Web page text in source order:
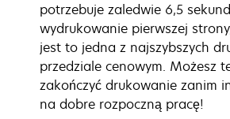
potrzebuje zaledwie 6,5
wydrukowanie pierwszej
jest to jedna z najszybszych
przedziale cenowym. Możesz
zakończyć drukowanie zanim
na dobre rozpoczną pracę!